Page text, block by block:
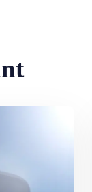
zo los je het op